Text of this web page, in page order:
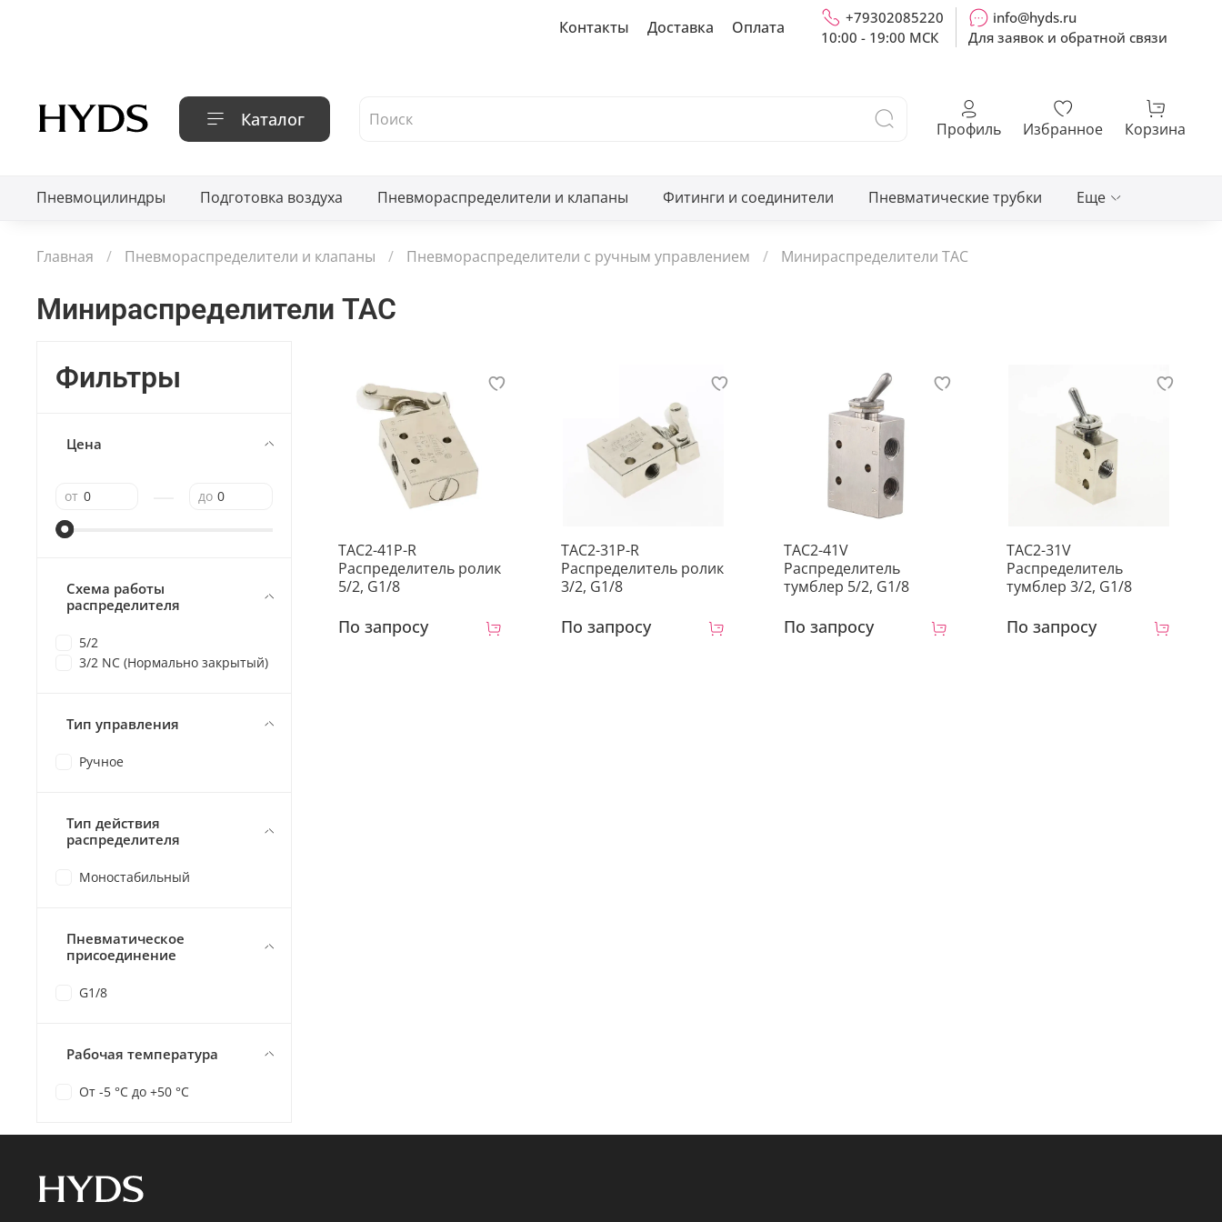
Контакты Доставка Оплата
+79302085220
10:00 - 19:00 МСК
info@hyds.ru
Для заявок и обратной связи
Каталог Профиль Избранное Корзина
Пневмоцилиндры Подготовка воздуха Пневмораспределители и клапаны Фитинги и соединители Пневматические трубки Еще
Главная Пневмораспределители и клапаны Пневмораспределители с ручным управлением Минираспределители TAC
Минираспределители TAC
TAC2-41P-R
Распределитель ролик
5/2, G1/8
По запросу
TAC2-31P-R
Распределитель ролик
3/2, G1/8
По запросу
TAC2-41V
Распределитель
тумблер 5/2, G1/8
По запросу
TAC2-31V
Распределитель
тумблер 3/2, G1/8
По запросу
Фильтры
Цена
от до
Схема работы
распределителя
5/2
3/2 NC (Нормально закрытый)
Тип управления
Ручное
Тип действия
распределителя
Моностабильный
Пневматическое
присоединение
G1/8
Рабочая температура
От -5 °C до +50 °C